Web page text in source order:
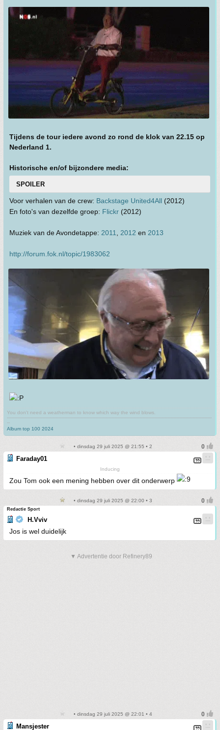
Tijdens de tour iedere avond zo rond de klok van 22.15 op
Nederland 1.
Historische en/of bijzondere media:
SPOILER
Voor verhalen van de crew: Backstage United4All (2012)
En foto's van dezelfde groep: Flickr (2012)
Muziek van de Avondetappe: 2011, 2012 en 2013
http://forum.fok.nl/topic/1983062
You don't need a weatherman to know which way the wind blows.
-------------------------------------------------------------------------------------------------------------------------------------------
--
Album top 100 2024
• dinsdag 29 juli 2025 @ 21:55 • 2
Faraday01
Inducing
Zou Tom ook een mening hebben over dit onderwerp
• dinsdag 29 juli 2025 @ 22:00 • 3
Redactie Sport
H.Vviv
Jos is wel duidelijk
▼ Advertentie door Refinery89
• dinsdag 29 juli 2025 @ 22:01 • 4
Mansjester